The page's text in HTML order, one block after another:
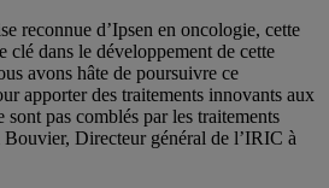
reconnue d’Ipsen en oncologie, cette
dans le développement de cette
avons hâte de poursuivre ce
apporter des traitements innovants aux
sont pas comblés par les traitements
Directeur général de l’IRIC à